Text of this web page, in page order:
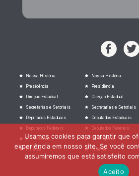
Nossa História
Presidência
Direção Estadual
Secretarias e Setoriais
Deputados Estaduais
Deputados Federais
PT Responde
Filie-se
Nossa História
Presidência
Direção Estadual
Secretarias e Setoriais
Deputados Estaduais
Deputados Federais
PT Responde
Filie-se
Usamos cookies para garantir que
experiência em nosso site. Se você
assumiremos que está satisfeito
Aceito